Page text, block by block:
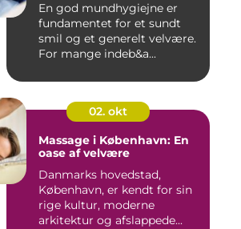
En god mundhygiejne er
fundamentet for et sundt
smil og et generelt velvære.
For mange indeb&a...
02. okt
Massage i København: En
oase af velvære
Danmarks hovedstad,
København, er kendt for sin
rige kultur, moderne
arkitektur og afslappede...